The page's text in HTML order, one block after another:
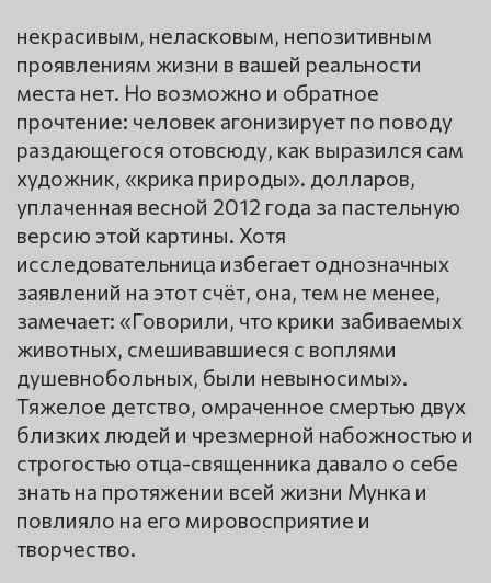
некрасивым, неласковым, непозитивным
проявлениям жизни в вашей реальности
места нет. Но возможно и обратное
прочтение: человек агонизирует по поводу
раздающегося отовсюду, как выразился сам
художник, «крика природы». долларов,
уплаченная весной 2012 года за пастельную
версию этой картины. Хотя
исследовательница избегает однозначных
заявлений на этот счёт, она, тем не менее,
замечает: «Говорили, что крики забиваемых
животных, смешивавшиеся с воплями
душевнобольных, были невыносимы».
Тяжелое детство, омраченное смертью двух
близких людей и чрезмерной набожностью и
строгостью отца-священника давало о себе
знать на протяжении всей жизни Мунка и
повлияло на его мировосприятие и
творчество.